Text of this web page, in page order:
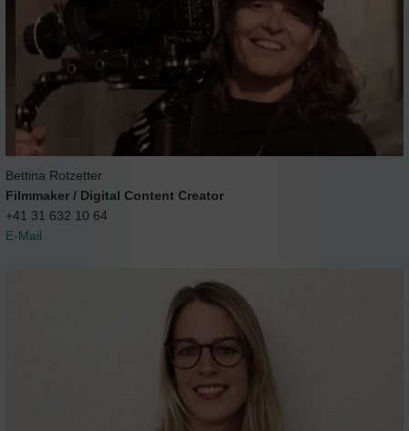
Bettina Rotzetter
Filmmaker / Digital Content Creator
+41 31 632 10 64
E-Mail